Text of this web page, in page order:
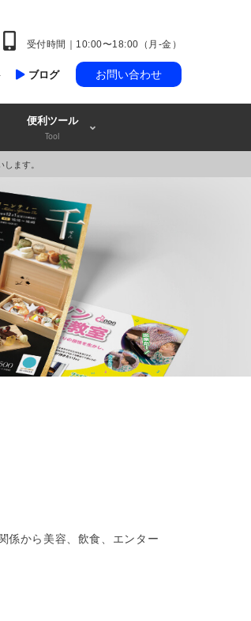
受付時間｜10:00〜18:00（月-金）
ブログ お問い合わせ
便利ツール
Tool
ます。
係から美容、飲食、エンター